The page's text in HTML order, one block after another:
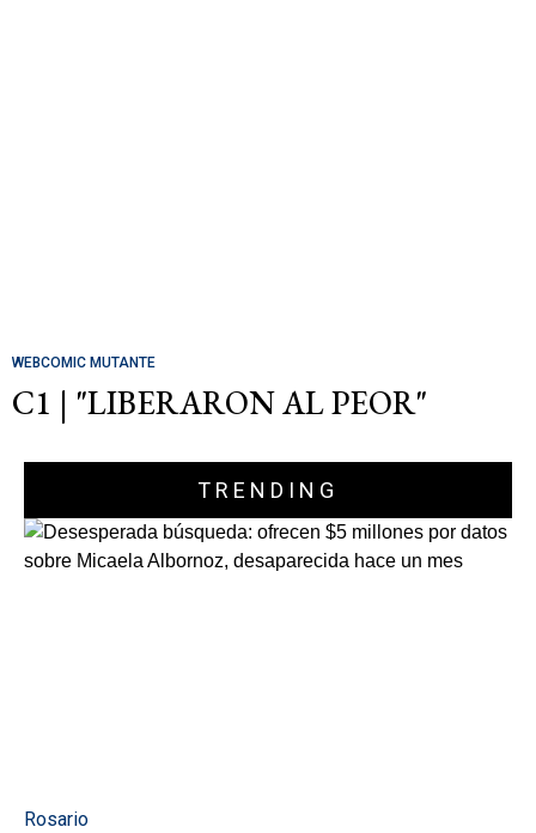
WEBCOMIC MUTANTE
C1 | "LIBERARON AL PEOR"
TRENDING
Rosario